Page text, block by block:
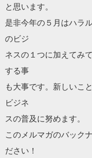
と思います。
是非今年の５月はハラ
のビジ
ネスの１つに加えてみ
する事
も大事です。新しいこ
ビジネ
スの普及に努めます。
このメルマガのバック
ださい！